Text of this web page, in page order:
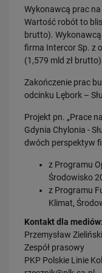
Wykonawcą prac na
Wartość robót to
brutto).
firma Intercor Sp. z
(1,579 mld zł
Zakończenie prac
odcinku Lębork –
Projekt pn. „Prace
Gdynia Chylonia -
dwóch perspektyw
z Programu
Środowisko
z Programu
Klimat,
Kontakt dla mediów:
Przemysław Zieliński
Zespół prasowy
PKP Polskie Linie
PRZECZYTAJ
16.07.2026
Kolej wróci do Bytowa
PRZECZYTAJ